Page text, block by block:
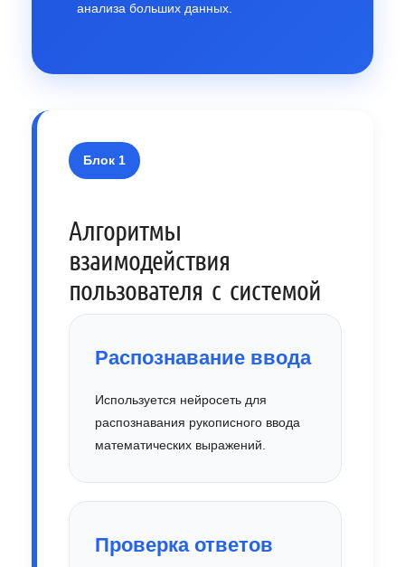
анализа больших данных.
Блок 1
Алгоритмы
взаимодействия
пользователя с системой
Распознавание ввода
Используется нейросеть для
распознавания рукописного ввода
математических выражений.
Проверка ответов